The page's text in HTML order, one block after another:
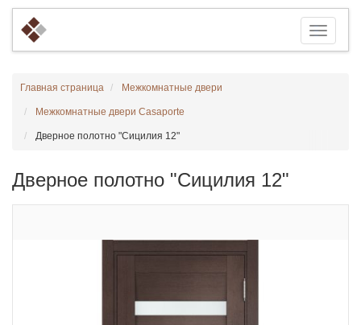
Главная страница Межкомнатные двери
Межкомнатные двери Casaporte
Дверное полотно "Сицилия 12"
Дверное полотно "Сицилия 12"